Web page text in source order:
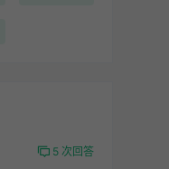
5 次回答